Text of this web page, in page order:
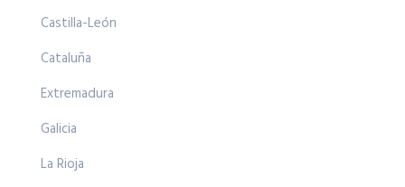
Castilla-León
Cataluña
Extremadura
Galicia
La Rioja